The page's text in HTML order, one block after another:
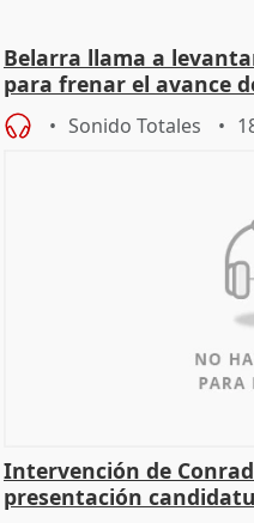
Belarra llama a
para frenar el avance
Sonido Totales
Intervención de
presentación